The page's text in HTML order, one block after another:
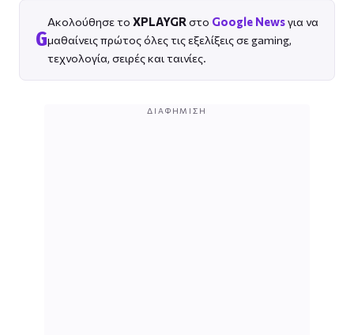
G
Ακολούθησε το XPLAYGR στο Google Newsγια να
μαθαίνεις πρώτος όλες τις εξελίξεις σε gaming,
τεχνολογία, σειρές και ταινίες.
ΔΙΑΦΉΜΙΣΗ